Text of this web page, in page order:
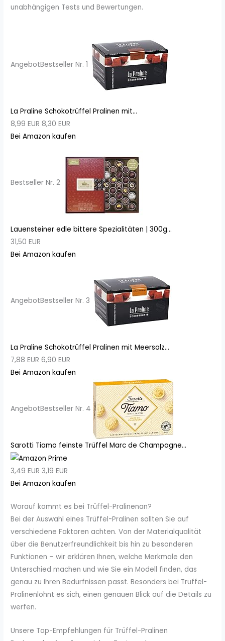
unabhängigen Tests und Bewertungen.
AngebotBestseller Nr. 1
La Praline Schokotrüffel Pralinen mit...
8,99 EUR 8,30 EUR
Bei Amazon kaufen
Bestseller Nr. 2
Lauensteiner edle bittere Spezialitäten | 300g...
31,50 EUR
Bei Amazon kaufen
AngebotBestseller Nr. 3
La Praline Schokotrüffel Pralinen mit Meersalz...
7,88 EUR 6,90 EUR
Bei Amazon kaufen
AngebotBestseller Nr. 4
Sarotti Tiamo feinste Trüffel Marc de Champagne...
3,49 EUR 3,19 EUR
Bei Amazon kaufen
Worauf kommt es bei Trüffel-Pralinenan?
Bei der Auswahl eines Trüffel-Pralinen sollten Sie auf
verschiedene Faktoren achten. Von der Materialqualität
über die Benutzerfreundlichkeit bis hin zu besonderen
Funktionen – wir erklären Ihnen, welche Merkmale den
Unterschied machen und wie Sie ein Modell finden, das
genau zu Ihren Bedürfnissen passt. Besonders bei Trüffel-
Pralinenlohnt es sich, einen genauen Blick auf die Details zu
werfen.
Unsere Top-Empfehlungen für Trüffel-Pralinen